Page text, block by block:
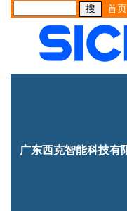
首页
广东西克智能科技有